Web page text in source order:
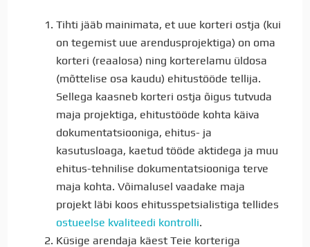
Tihti jääb mainimata, et uue korteri ostja (kui
on tegemist uue arendusprojektiga) on oma
korteri (reaalosa) ning korterelamu üldosa
(mõttelise osa kaudu) ehitustööde tellija.
Sellega kaasneb korteri ostja õigus tutvuda
maja projektiga, ehitustööde kohta käiva
dokumentatsiooniga, ehitus- ja
kasutusloaga, kaetud tööde aktidega ja muu
ehitus-tehnilise dokumentatsiooniga terve
maja kohta. Võimalusel vaadake maja
projekt läbi koos ehitusspetsialistiga tellides
ostueelse kvaliteedi kontrolli.
Küsige arendaja käest Teie korteriga